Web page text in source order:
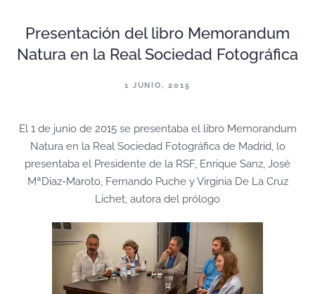
Presentación del libro Memorandum
Natura en la Real Sociedad Fotográfica
1 JUNIO, 2015
El 1 de junio de 2015 se presentaba el libro Memorandum
Natura en la Real Sociedad Fotográfica de Madrid, lo
presentaba el Presidente de la RSF, Enrique Sanz, José
MªDiaz-Maroto, Fernando Puche y Virginia De La Cruz
Lichet, autora del prólogo